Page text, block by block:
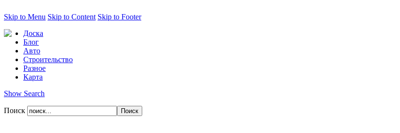
Skip to Menu Skip to Content Skip to Footer
Доска
Блог
Авто
Строительство
Разное
Карта
Show Search
Поиск